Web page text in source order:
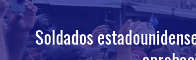
Soldados